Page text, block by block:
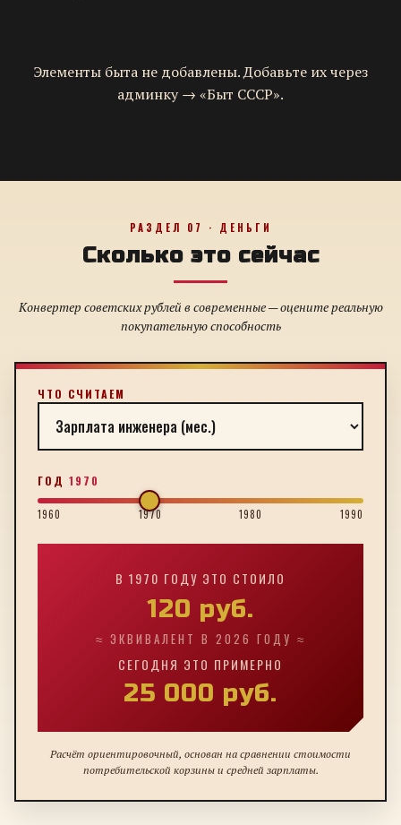
Элементы быта не добавлены. Добавьте их через
админку → «Быт СССР».
РАЗДЕЛ 07 · ДЕНЬГИ
Сколько это сейчас
Конвертер советских рублей в современные — оцените реальную
покупательную способность
ЧТО СЧИТАЕМ
ГОД 1970
1960 1970 1980 1990
В 1970 ГОДУ ЭТО СТОИЛО
120 руб.
≈ ЭКВИВАЛЕНТ В 2026 ГОДУ ≈
СЕГОДНЯ ЭТО ПРИМЕРНО
25 000 руб.
Расчёт ориентировочный, основан на сравнении стоимости
потребительской корзины и средней зарплаты.